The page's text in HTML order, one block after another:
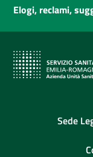
Elogi, reclami,
Sede